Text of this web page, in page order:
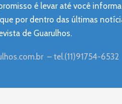
é levar até você
por dentro das últimas
de Guarulhos.
– tel.(11)91754-6532